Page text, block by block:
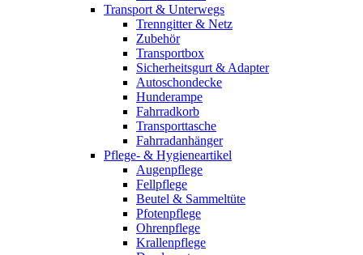
Transport & Unterwegs
Trenngitter & Netz
Zubehör
Transportbox
Sicherheitsgurt & Adapter
Autoschondecke
Hunderampe
Fahrradkorb
Transporttasche
Fahrradanhänger
Pflege- & Hygieneartikel
Augenpflege
Fellpflege
Beutel & Sammeltüte
Pfotenpflege
Ohrenpflege
Krallenpflege